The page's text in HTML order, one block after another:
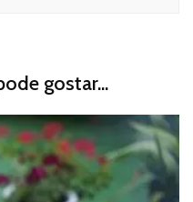
gostar...